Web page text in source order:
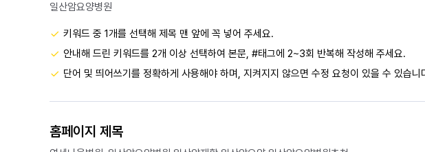
일산암요양병원
키워드 중 1개를 선택해 제목 맨 앞에 꼭 넣어 주세요.
안내해 드린 키워드를 2개 이상 선택하여 본문, #태그에 2~3회 반복해 작성해 주세요.
단어 및 띄어쓰기를 정확하게 사용해야 하며, 지켜지지 않으면 수정 요청이 있을 수 있습니
홈페이지 제목